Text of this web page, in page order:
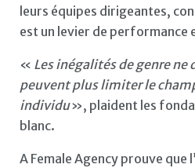
leurs équipes dirigeantes,
est un levier de performance
« Les inégalités de genre ne
peuvent plus limiter le
individu», plaident les
blanc.
A Female Agency prouve que